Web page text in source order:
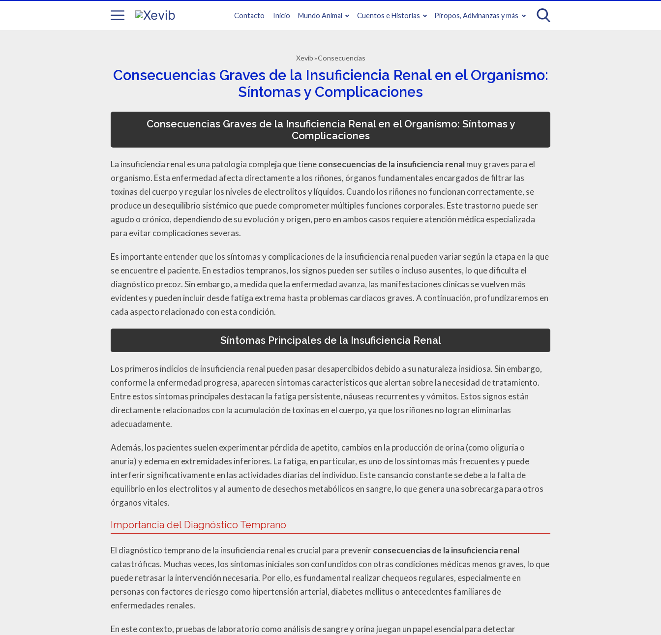
Contacto Inicio Mundo Animal Cuentos e Historias Piropos, Adivinanzas y más
Xevib Consecuencias
Consecuencias Graves de la Insuficiencia Renal en el Organismo:
Síntomas y Complicaciones
Consecuencias Graves de la Insuficiencia Renal en el Organismo: Síntomas y
Complicaciones
La insuficiencia renal es una patología compleja que tieneconsecuencias de la insuficiencia renalmuy graves para el
organismo. Esta enfermedad afecta directamente a los riñones, órganos fundamentales encargados de filtrar las
toxinas del cuerpo y regular los niveles de electrolitos y líquidos. Cuando los riñones no funcionan correctamente, se
produce un desequilibrio sistémico que puede comprometer múltiples funciones corporales. Este trastorno puede ser
agudo o crónico, dependiendo de su evolución y origen, pero en ambos casos requiere atención médica especializada
para evitar complicaciones severas.
Es importante entender que los síntomas y complicaciones de la insuficiencia renal pueden variar según la etapa en la que
se encuentre el paciente. En estadios tempranos, los signos pueden ser sutiles o incluso ausentes, lo que dificulta el
diagnóstico precoz. Sin embargo, a medida que la enfermedad avanza, las manifestaciones clínicas se vuelven más
evidentes y pueden incluir desde fatiga extrema hasta problemas cardíacos graves. A continuación, profundizaremos en
cada aspecto relacionado con esta condición.
Síntomas Principales de la Insuficiencia Renal
Los primeros indicios de insuficiencia renal pueden pasar desapercibidos debido a su naturaleza insidiosa. Sin embargo,
conforme la enfermedad progresa, aparecen síntomas característicos que alertan sobre la necesidad de tratamiento.
Entre estos síntomas principales destacan la fatiga persistente, náuseas recurrentes y vómitos. Estos signos están
directamente relacionados con la acumulación de toxinas en el cuerpo, ya que los riñones no logran eliminarlas
adecuadamente.
Además, los pacientes suelen experimentar pérdida de apetito, cambios en la producción de orina (como oliguria o
anuria) y edema en extremidades inferiores. La fatiga, en particular, es uno de los síntomas más frecuentes y puede
interferir significativamente en las actividades diarias del individuo. Este cansancio constante se debe a la falta de
equilibrio en los electrolitos y al aumento de desechos metabólicos en sangre, lo que genera una sobrecarga para otros
órganos vitales.
Importancia del Diagnóstico Temprano
El diagnóstico temprano de la insuficiencia renal es crucial para prevenirconsecuencias de la insuficiencia renal
catastróficas. Muchas veces, los síntomas iniciales son confundidos con otras condiciones médicas menos graves, lo que
puede retrasar la intervención necesaria. Por ello, es fundamental realizar chequeos regulares, especialmente en
personas con factores de riesgo como hipertensión arterial, diabetes mellitus o antecedentes familiares de
enfermedades renales.
En este contexto, pruebas de laboratorio como análisis de sangre y orina juegan un papel esencial para detectar